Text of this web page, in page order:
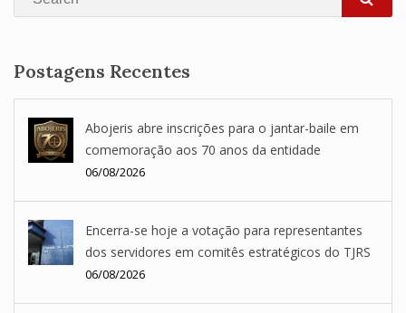
Postagens Recentes
Abojeris abre inscrições para o jantar-baile em
comemoração aos 70 anos da entidade
06/08/2026
Encerra-se hoje a votação para representantes
dos servidores em comitês estratégicos do TJRS
06/08/2026